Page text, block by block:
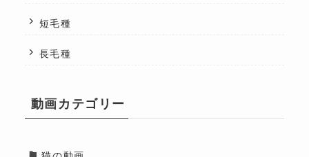
短毛種
長毛種
動画カテゴリー